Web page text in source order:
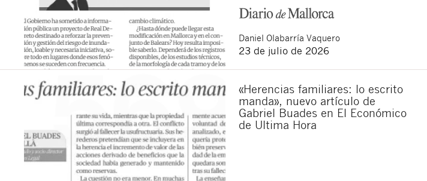
Daniel Olabarría Vaquero
23 de julio de 2026
«Herencias familiares: lo escrito
manda», nuevo artículo de
Gabriel Buades en El Económico
de Ultima Hora